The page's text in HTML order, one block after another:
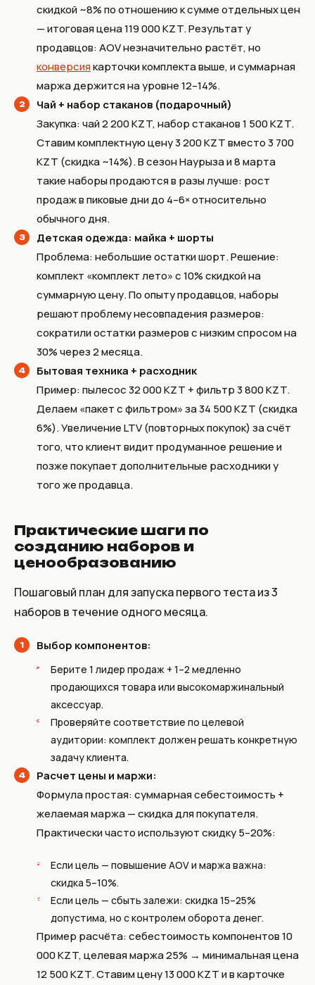
скидкой ~8% по отношению к сумме отдельных цен
— итоговая цена 119 000 KZT. Результат у
продавцов: AOV незначительно растёт, но
конверсиякарточки комплекта выше, и суммарная
маржа держится на уровне 12–14%.
Чай + набор стаканов (подарочный)
Закупка: чай 2 200 KZT, набор стаканов 1 500 KZT.
Ставим комплектную цену 3 200 KZT вместо 3 700
KZT (скидка ~14%). В сезон Наурыза и 8 марта
такие наборы продаются в разы лучше: рост
продаж в пиковые дни до 4–6× относительно
обычного дня.
Детская одежда: майка + шорты
Проблема: небольшие остатки шорт. Решение:
комплект «комплект лето» с 10% скидкой на
суммарную цену. По опыту продавцов, наборы
решают проблему несовпадения размеров:
сократили остатки размеров с низким спросом на
30% через 2 месяца.
Бытовая техника + расходник
Пример: пылесос 32 000 KZT + фильтр 3 800 KZT.
Делаем «пакет с фильтром» за 34 500 KZT (скидка
6%). Увеличение LTV (повторных покупок) за счёт
того, что клиент видит продуманное решение и
позже покупает дополнительные расходники у
того же продавца.
Практические шаги по
созданию наборов и
ценообразованию
Пошаговый план для запуска первого теста из 3
наборов в течение одного месяца.
Выбор компонентов:
Берите 1 лидер продаж + 1–2 медленно
продающихся товара или высокомаржинальный
аксессуар.
Проверяйте соответствие по целевой
аудитории: комплект должен решать конкретную
задачу клиента.
Расчет цены и маржи:
Формула простая: суммарная себестоимость +
желаемая маржа — скидка для покупателя.
Практически часто используют скидку 5–20%:
Если цель — повышение AOV и маржа важна:
скидка 5–10%.
Если цель — сбыть залежи: скидка 15–25%
допустима, но с контролем оборота денег.
Пример расчёта: себестоимость компонентов 10
000 KZT, целевая маржа 25% → минимальная цена
12 500 KZT. Ставим цену 13 000 KZT и в карточке